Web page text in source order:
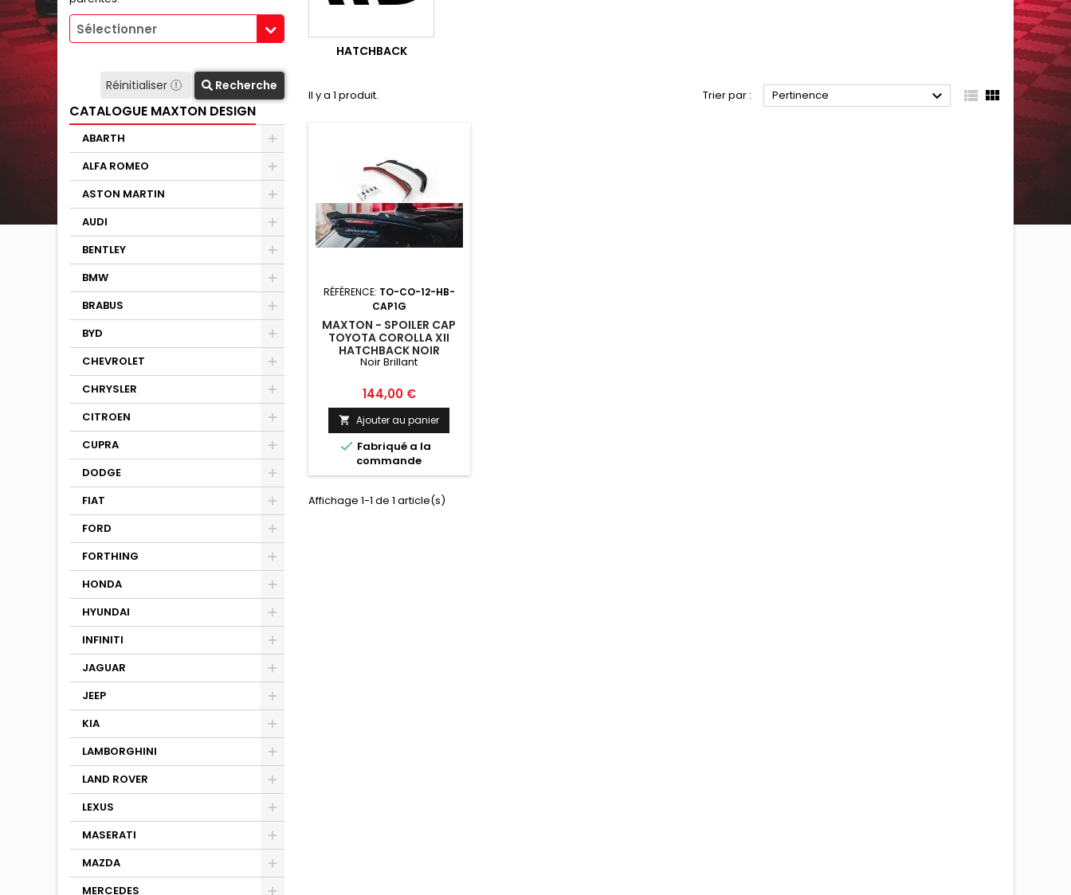
Sélectionner
Réinitialiser Recherche
CATALOGUE MAXTON DESIGN
ABARTH
ALFA ROMEO
ASTON MARTIN
AUDI
BENTLEY
BMW
BRABUS
BYD
CHEVROLET
CHRYSLER
CITROEN
CUPRA
DODGE
FIAT
FORD
FORTHING
HONDA
HYUNDAI
INFINITI
JAGUAR
JEEP
KIA
LAMBORGHINI
LAND ROVER
LEXUS
MASERATI
MAZDA
MERCEDES
HATCHBACK
Il y a 1 produit. Trier par : Pertinence   
RÉFÉRENCE: TO-CO-12-HB-
CAP1G
MAXTON - SPOILER CAP
TOYOTA COROLLA XII
HATCHBACK NOIR
BRILLANT
Noir Brillant
Prix
144,00 €
 Ajouter au panier
 Fabriqué a la
commande
Affichage 1-1 de 1 article(s)